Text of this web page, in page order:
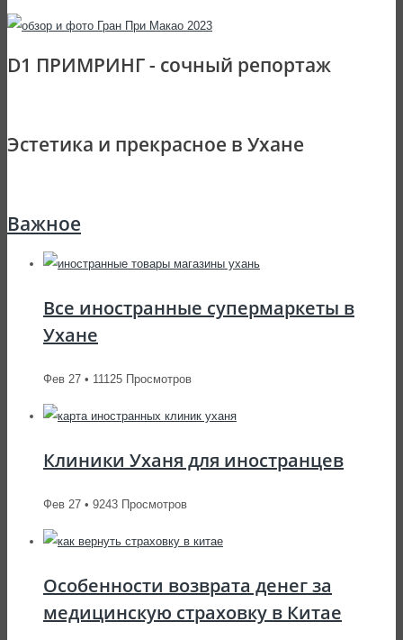
D1 ПРИМРИНГ - сочный репортаж
Эстетика и прекрасное в Ухане
Важное
Все иностранные супермаркеты в
Ухане
Фев 27 • 11125 Просмотров
Клиники Уханя для иностранцев
Фев 27 • 9243 Просмотров
Особенности возврата денег за
медицинскую страховку в Китае